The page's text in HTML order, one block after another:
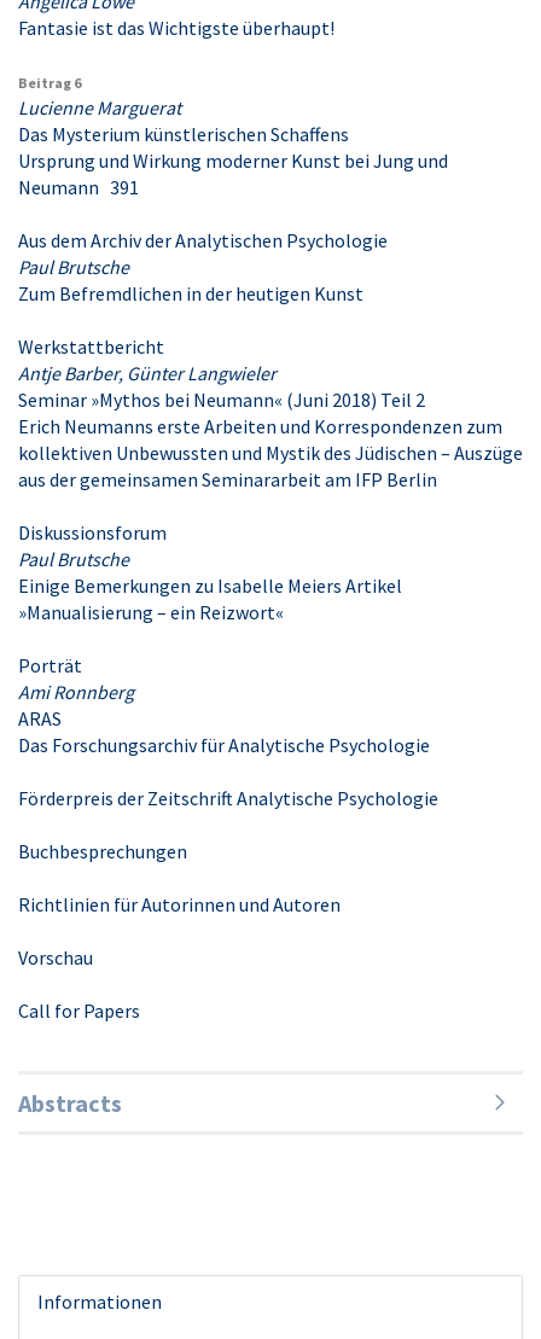
Fantasie ist das Wichtigste überhaupt!
Beitrag 6
Lucienne Marguerat
Das Mysterium künstlerischen Schaffens
Ursprung und Wirkung moderner Kunst bei Jung und
Neumann 391
Aus dem Archiv der Analytischen Psychologie
Paul Brutsche
Zum Befremdlichen in der heutigen Kunst
Werkstattbericht
Antje Barber, Günter Langwieler
Seminar »Mythos bei Neumann« (Juni 2018) Teil 2
Erich Neumanns erste Arbeiten und Korrespondenzen zum
kollektiven ­Unbewussten und Mystik des Jüdischen – Auszüge
aus der gemeinsamen ­Seminararbeit am IFP Berlin
Diskussionsforum
Paul Brutsche
Einige Bemerkungen zu Isabelle Meiers Artikel
»Manualisierung – ein Reizwort«
Porträt
Ami Ronnberg
ARAS
Das Forschungsarchiv für Analytische Psychologie
Förderpreis der Zeitschrift Analytische Psychologie
Buchbesprechungen
Richtlinien für Autorinnen und Autoren
Vorschau
Call for Papers
Abstracts
Informationen